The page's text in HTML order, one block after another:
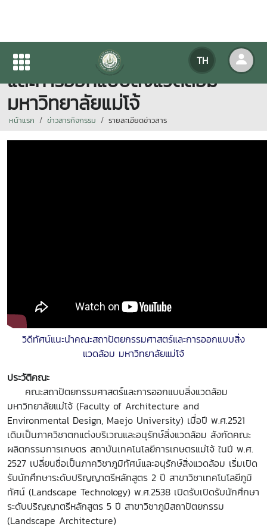
TH
แนะนำคณะสถาปัตยกรรมศาสตร์
และการออกแบบสิ่งแวดล้อม
มหาวิทยาลัยแม่โจ้
หน้าแรก ข่าวสารกิจกรรม รายละเอียดข่าวสาร
วิดีทัศน์แนะนำคณะสถาปัตยกรรมศาสตร์และการออกแบบสิ่ง
แวดล้อม มหาวิทยาลัยแม่โจ้
ประวัติคณะ
คณะสถาปัตยกรรมศาสตร์และการออกแบบสิ่งแวดล้อม
มหาวิทยาลัยแม่โจ้ (Faculty of Architecture and
Environmental Design, Maejo University) เมื่อปี พ.ศ.2521
เดิมเป็นภาควิชาตกแต่งบริเวณและอนุรักษ์สิ่งแวดล้อม สังกัดคณะ
ผลิตกรรมการเกษตร สถาบันเทคโนโลยีการเกษตรแม่โจ้ ในปี พ.ศ.
2527 เปลี่ยนชื่อเป็นภาควิชาภูมิทัศน์และอนุรักษ์สิ่งแวดล้อม เริ่มเปิด
รับนักศึกษาระดับปริญญาตรีหลักสูตร 2 ปี สาขาวิชาเทคโนโลยีภูมิ
ทัศน์ (Landscape Technology) พ.ศ.2538 เปิดรับเปิดรับนักศึกษา
ระดับปริญญาตรีหลักสูตร 5 ปี สาขาวิชาภูมิสถาปัตยกรรม
(Landscape Architecture)